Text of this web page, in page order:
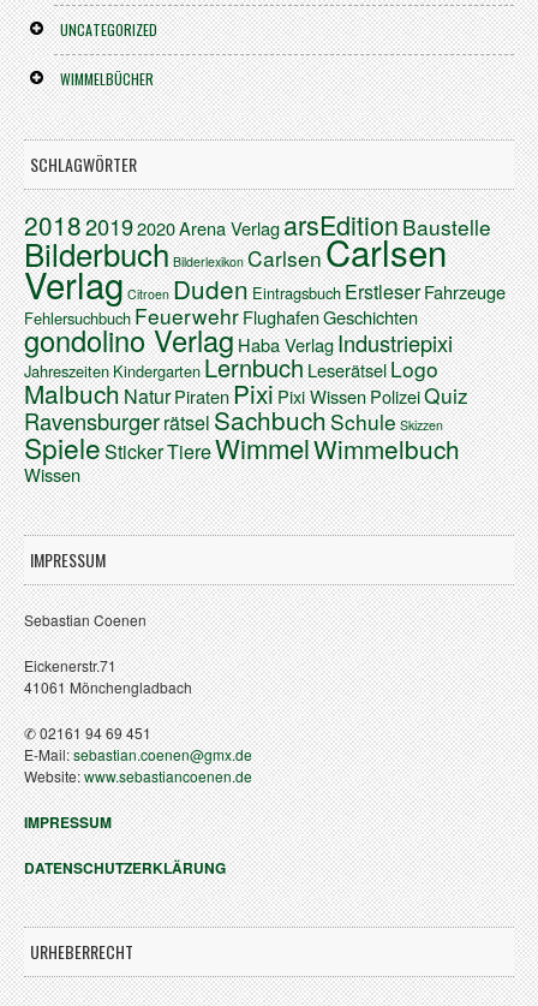
UNCATEGORIZED
WIMMELBÜCHER
SCHLAGWÖRTER
201820192020Arena VerlagarsEditionBaustelle
Bilderbuch Bilderlexikon CarlsenCarlsen
Verlag Citroen DudenEintragsbuchErstleserFahrzeuge
FehlersuchbuchFeuerwehrFlughafenGeschichten
gondolino VerlagHaba VerlagIndustriepixi
JahreszeitenKindergartenLernbuchLeserätselLogo
MalbuchNaturPiratenPixiPixi WissenPolizeiQuiz
RavensburgerrätselSachbuchSchule Skizzen
SpieleStickerTiereWimmelWimmelbuch
Wissen
IMPRESSUM
Sebastian Coenen
Eickenerstr.71
41061 Mönchengladbach
✆ 02161 94 69 451
E-Mail:sebastian.coenen@gmx.de
Website:www.sebastiancoenen.de
IMPRESSUM
DATENSCHUTZERKLÄRUNG
URHEBERRECHT